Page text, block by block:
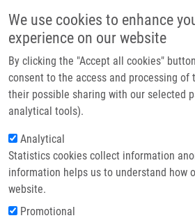
We use cookies to enhance
experience on our website
By clicking the "Accept all cookies"
consent to the access and processing of
their possible sharing with our selected
analytical tools).
Analytical
Statistics cookies collect information
information helps us to understand how
website.
Promotional
Header image
Drobečková navigace
Domů Krupicová Kateřina